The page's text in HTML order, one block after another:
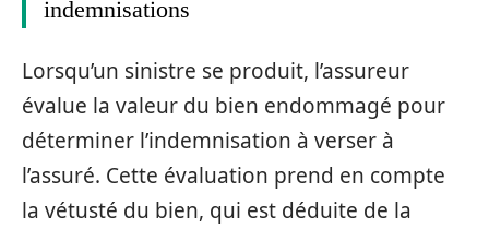
indemnisations
Lorsqu’un sinistre se produit, l’assureur
évalue la valeur du bien endommagé pour
déterminer l’indemnisation à verser à
l’assuré. Cette évaluation prend en compte
la vétusté du bien, qui est déduite de la